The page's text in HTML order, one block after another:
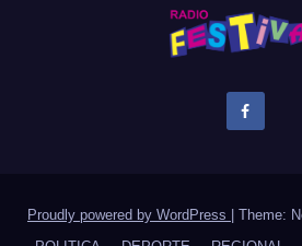
Proudly powered by WordPress Theme: